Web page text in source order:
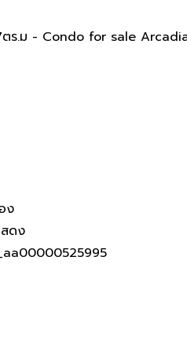
.ม - Condo for sale
ง
ดง